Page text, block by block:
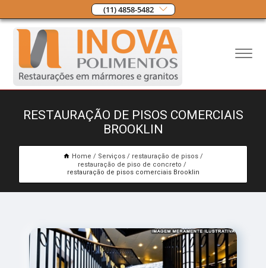
(11) 4858-5482
RESTAURAÇÃO DE PISOS COMERCIAIS
BROOKLIN
Home Serviços
restauração de pisos
restauração de piso de concreto
restauração de pisos comerciais Brooklin